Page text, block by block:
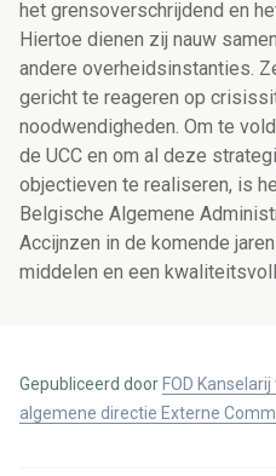
het grensoverschrijdend en
Hiertoe dienen zij nauw
andere overheidsinstanties.
gericht te reageren op
noodwendigheden. Om te
de UCC en om al deze
objectieven te realiseren, is
Belgische Algemene
Accijnzen in de komende
middelen en een
Gepubliceerd door FOD
algemene directie Externe